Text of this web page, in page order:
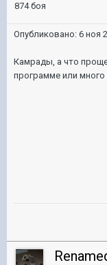
874 боя
Опубликовано: 6 ноя
Камрады, а что
программе или много